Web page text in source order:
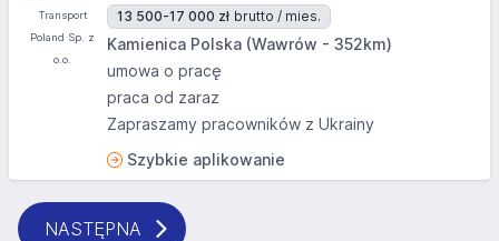
13 500-17 000 zł brutto / mies.
Kamienica Polska (Wawrów - 352km)
umowa o pracę
praca od zaraz
Zapraszamy pracowników z Ukrainy
Szybkie aplikowanie
NASTĘPNA